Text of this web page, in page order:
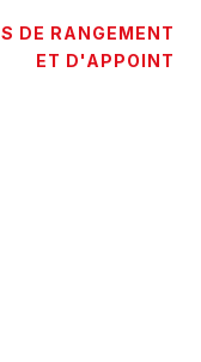
DE RANGEMENT
ET D'APPOINT